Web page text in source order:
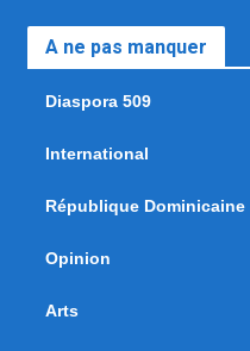
A ne pas manquer
Diaspora 509
International
République Dominicaine
Opinion
Arts